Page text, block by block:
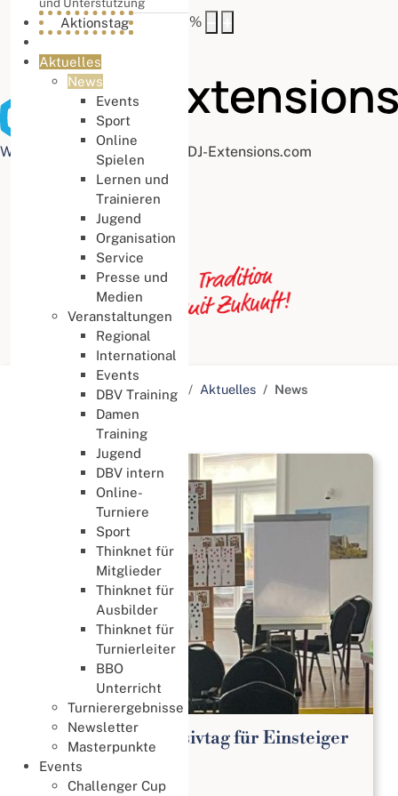
Buchstabenabstand
%
Web Accessibility plugin by DJ-Extensions.com
Aktionstag
Aktuelles
News
Events
Sport
Online
Spielen
Lernen und
Trainieren
Jugend
Organisation
Service
Presse und
Medien
Veranstaltungen
Regional
International
Events
DBV Training
Damen
Training
Jugend
DBV intern
Online-
Turniere
Sport
Thinknet für
Mitglieder
Thinknet für
Ausbilder
Thinknet für
Turnierleiter
BBO
Unterricht
Turnierergebnisse
Newsletter
Masterpunkte
Events
Challenger Cup
Aktuelle Seite: Startseite Aktuelles News
Kostenloser Intensivtag für Einsteiger
Lernen & Trainieren
02. August 2026